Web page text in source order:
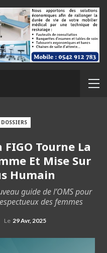
Tourne La
Et Mise Sur
Humain
guide de l’OMS pour
des femmes
Le 29 Avr, 2025